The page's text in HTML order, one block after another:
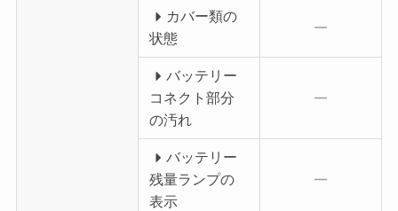
カバー類の
状態
バッテリー
コネクト部分
の汚れ
バッテリー
残量ランプの
表示